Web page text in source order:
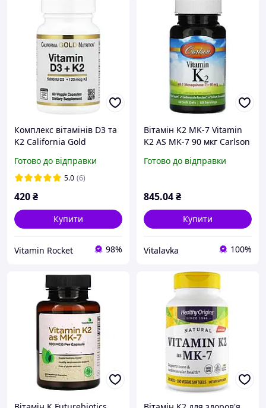
Комплекс вітамінів D3 та
K2 California Gold
as MK-7, 60 Veggie
Capsules
Готово до відправки
5.0 (6)
420₴
Купити
Vitamin Rocket 98%
Вітамін K2 MK-7 Vitamin
K2 AS MK-7 90 мкг Carlson
Готово до відправки
845.04₴
Купити
Vitalavka 100%